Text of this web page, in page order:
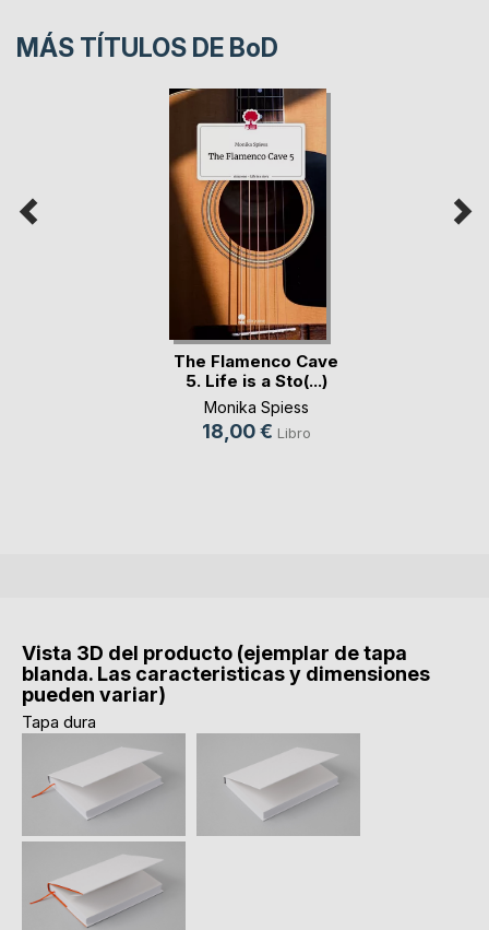
MÁS TÍTULOS DE BoD
The Flamenco Cave
5. Life is a Sto(...)
Monika Spiess
18,00 € Libro
Vista 3D del producto (ejemplar de tapa
blanda. Las caracteristicas y dimensiones
pueden variar)
Tapa dura